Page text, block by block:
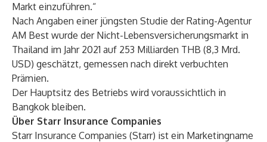
Markt einzuführen.“
Nach Angaben einer jüngsten Studie der Rating-Agentur
AM Best wurde der Nicht-Lebensversicherungsmarkt in
Thailand im Jahr 2021 auf 253 Milliarden THB (8,3 Mrd.
USD) geschätzt, gemessen nach direkt verbuchten
Prämien.
Der Hauptsitz des Betriebs wird voraussichtlich in
Bangkok bleiben.
Über Starr Insurance Companies
Starr Insurance Companies (Starr) ist ein Marketingname